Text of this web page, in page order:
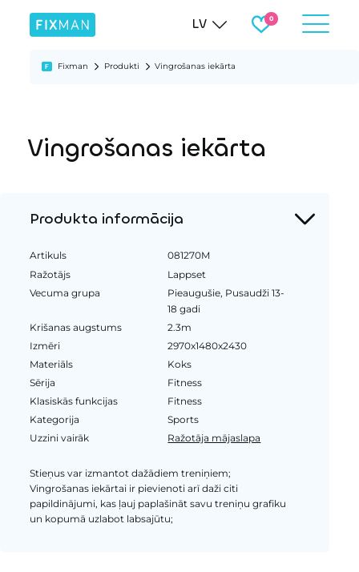
LV
Fixman Produkti Vingrošanas iekārta
Vingrošanas iekārta
Produkta informācija
Artikuls
081270M
Ražotājs
Lappset
Vecuma grupa
Pieaugušie, Pusaudži 13-
18 gadi
Krišanas augstums
2.3m
Izmēri
2970x1480x2430
Materiāls
Koks
Sērija
Fitness
Klasiskās funkcijas
Fitness
Kategorija
Sports
Uzzini vairāk
Ražotāja mājaslapa
Stieņus var izmantot dažādiem treniņiem;
Vingrošanas iekārtai ir pievienoti arī daži citi
papildinājumi, kas ļauj paplašināt savu treniņu grafiku
un kopumā uzlabot labsajūtu;